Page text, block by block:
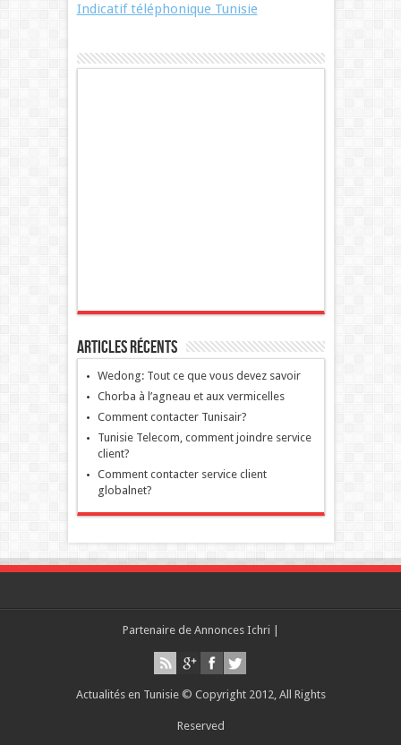
Indicatif téléphonique Tunisie
Articles récents
Wedong: Tout ce que vous devez savoir
Chorba à l’agneau et aux vermicelles
Comment contacter Tunisair?
Tunisie Telecom, comment joindre service
client?
Comment contacter service client
globalnet?
Partenaire de Annonces Ichri
Actualités en Tunisie © Copyright 2012, All Rights
Reserved